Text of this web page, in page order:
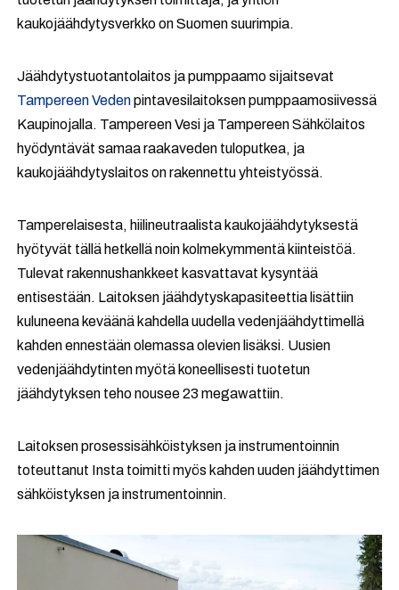
kaukojäähdytysverkko on Suomen suurimpia.
Jäähdytystuotantolaitos ja pumppaamo sijaitsevat
Tampereen Vedenpintavesilaitoksen pumppaamosiivessä
Kaupinojalla. Tampereen Vesi ja Tampereen Sähkölaitos
hyödyntävät samaa raakaveden tuloputkea, ja
kaukojäähdytyslaitos on rakennettu yhteistyössä.
Tamperelaisesta, hiilineutraalista kaukojäähdytyksestä
hyötyvät tällä hetkellä noin kolmekymmentä kiinteistöä.
Tulevat rakennushankkeet kasvattavat kysyntää
entisestään. Laitoksen jäähdytyskapasiteettia lisättiin
kuluneena keväänä kahdella uudella vedenjäähdyttimellä
kahden ennestään olemassa olevien lisäksi. Uusien
vedenjäähdytinten myötä koneellisesti tuotetun
jäähdytyksen teho nousee 23 megawattiin.
Laitoksen prosessisähköistyksen ja instrumentoinnin
toteuttanut Insta toimitti myös kahden uuden jäähdyttimen
sähköistyksen ja instrumentoinnin.